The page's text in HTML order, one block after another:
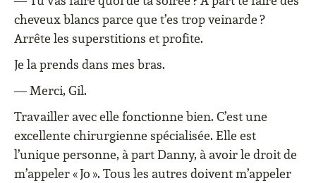
cheveux blancs parce que t’es trop veinarde ?
Arrête les superstitions et profite.
Je la prends dans mes bras.
— Merci, Gil.
Travailler avec elle fonctionne bien. C’est une
excellente chirurgienne spécialisée. Elle est
l’unique personne, à part Danny, à avoir le droit de
m’appeler « Jo ». Tous les autres doivent m’appeler